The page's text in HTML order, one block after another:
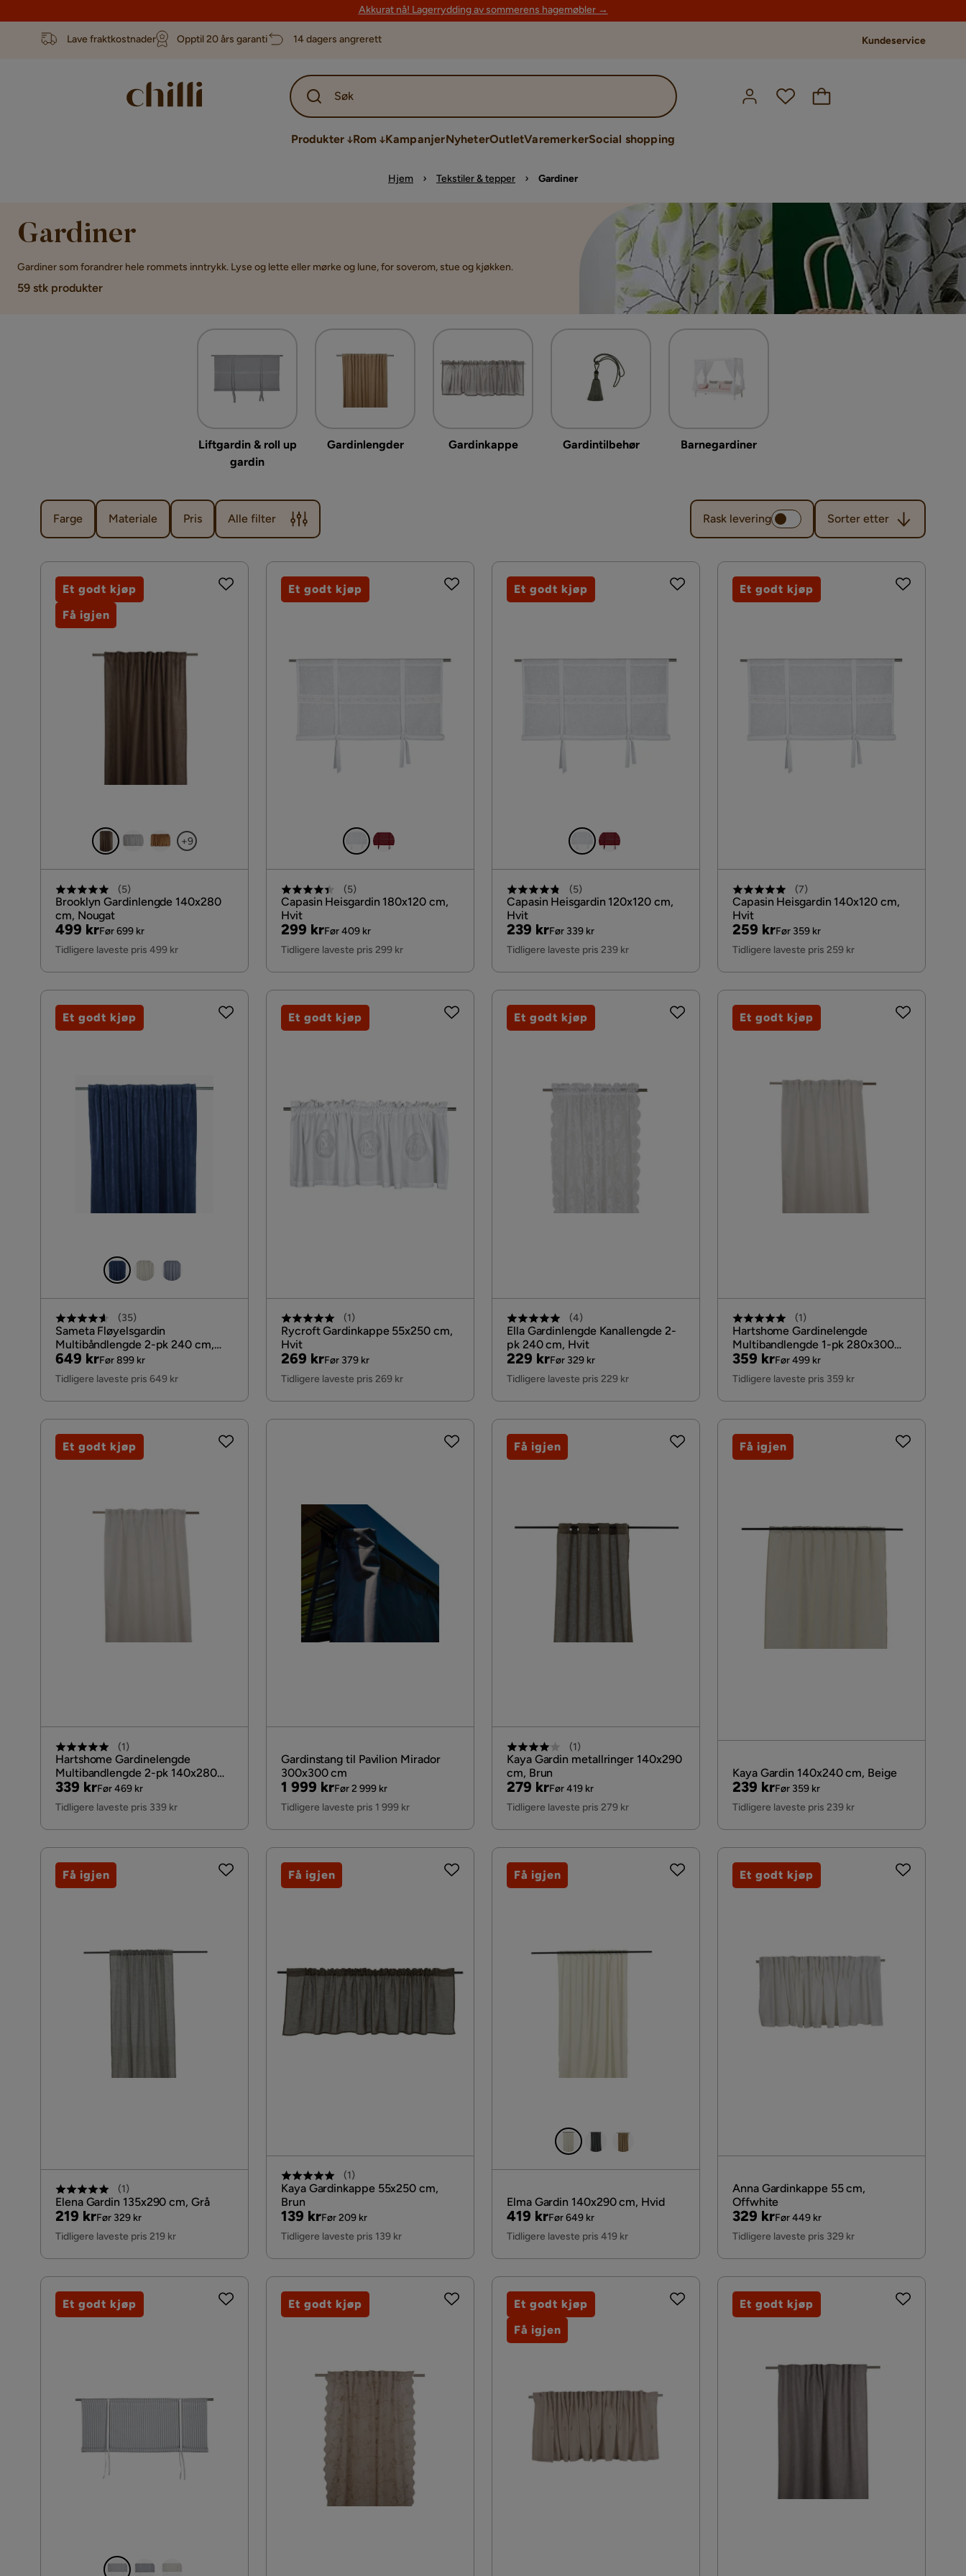
Akkurat nå! Lagerrydding av sommerens hagemøbler →
Lave fraktkostnader Opptil 20 års garanti 14 dagers angrerett Kundeservice
Søk
Produkter Rom KampanjerNyheterOutletVaremerkerSocial shopping
Hjem Tekstiler & tepper Gardiner
Gardiner
Gardiner som forandrer hele rommets inntrykk. Lyse og lette eller mørke og lune, for soverom, stue og kjøkken.
59 stk produkter
Liftgardin & roll up
gardin
Gardinlengder Gardinkappe Gardintilbehør Barnegardiner
Farge Materiale Pris Alle filter Rask levering
Sorter etter
Sorter etter
+9
(5)
Brooklyn Gardinlengde 140x280
cm, Nougat
Pris
499 kr
Original
Pris
Før 699 kr
Tidligere laveste pris 499 kr
Et godt kjøp
Få igjen
(5)
Capasin Heisgardin 180x120 cm,
Hvit
Pris
299 kr
Original
Pris
Før 409 kr
Tidligere laveste pris 299 kr
Et godt kjøp
(5)
Capasin Heisgardin 120x120 cm,
Hvit
Pris
239 kr
Original
Pris
Før 339 kr
Tidligere laveste pris 239 kr
Et godt kjøp
(7)
Capasin Heisgardin 140x120 cm,
Hvit
Pris
259 kr
Original
Pris
Før 359 kr
Tidligere laveste pris 259 kr
Et godt kjøp
(35)
Sameta Fløyelsgardin
Multibåndlengde 2-pk 240 cm,
Marineblå
Pris
649 kr
Original
Pris
Før 899 kr
Tidligere laveste pris 649 kr
Et godt kjøp
(1)
Rycroft Gardinkappe 55x250 cm,
Hvit
Pris
269 kr
Original
Pris
Før 379 kr
Tidligere laveste pris 269 kr
Et godt kjøp
(4)
Ella Gardinlengde Kanallengde 2-
pk 240 cm, Hvit
Pris
229 kr
Original
Pris
Før 329 kr
Tidligere laveste pris 229 kr
Et godt kjøp
(1)
Hartshome Gardinelengde
Multibandlengde 1-pk 280x300
cm, Fondaco
Pris
359 kr
Original
Pris
Før 499 kr
Tidligere laveste pris 359 kr
Et godt kjøp
(1)
Hartshome Gardinelengde
Multibandlengde 2-pk 140x280
cm, Fondaco
Pris
339 kr
Original
Pris
Før 469 kr
Tidligere laveste pris 339 kr
Et godt kjøp
Gardinstang til Pavilion Mirador
300x300 cm
Pris
1 999 kr
Original
Pris
Før 2 999 kr
Tidligere laveste pris 1 999 kr
(1)
Kaya Gardin metallringer 140x290
cm, Brun
Pris
279 kr
Original
Pris
Før 419 kr
Tidligere laveste pris 279 kr
Få igjen
Kaya Gardin 140x240 cm, Beige
Pris
239 kr
Original
Pris
Før 359 kr
Tidligere laveste pris 239 kr
Få igjen
(1)
Elena Gardin 135x290 cm, Grå
Pris
219 kr
Original
Pris
Før 329 kr
Tidligere laveste pris 219 kr
Få igjen
(1)
Kaya Gardinkappe 55x250 cm,
Brun
Pris
139 kr
Original
Pris
Før 209 kr
Tidligere laveste pris 139 kr
Få igjen
Elma Gardin 140x290 cm, Hvid
Pris
419 kr
Original
Pris
Før 649 kr
Tidligere laveste pris 419 kr
Få igjen
Anna Gardinkappe 55 cm,
Offwhite
Pris
329 kr
Original
Pris
Før 449 kr
Tidligere laveste pris 329 kr
Et godt kjøp
Et godt kjøp Et godt kjøp
Et godt kjøp
Få igjen
Et godt kjøp